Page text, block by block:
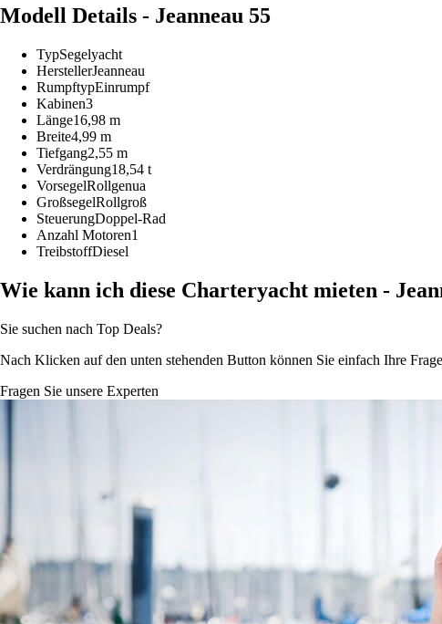
Modell Details - Jeanneau 55
TypSegelyacht
HerstellerJeanneau
RumpftypEinrumpf
Kabinen3
Länge16,98 m
Breite4,99 m
Tiefgang2,55 m
Verdrängung18,54 t
VorsegelRollgenua
GroßsegelRollgroß
SteuerungDoppel-Rad
Anzahl Motoren1
TreibstoffDiesel
Wie kann ich diese Charteryacht mieten -
Sie suchen nach Top Deals?
Nach Klicken auf den unten stehenden Button können Sie einfach Ihre
Fragen Sie unsere Experten